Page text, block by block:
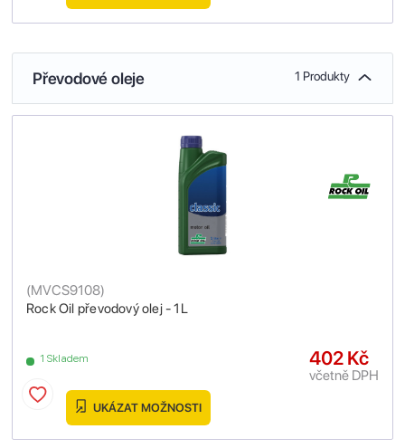
Převodové oleje 1 Produkty
Rock Oil převodový olej - 1L
(MVCS9108)
1 Skladem 402 Kč
včetně DPH
UKÁZAT MOŽNOSTI